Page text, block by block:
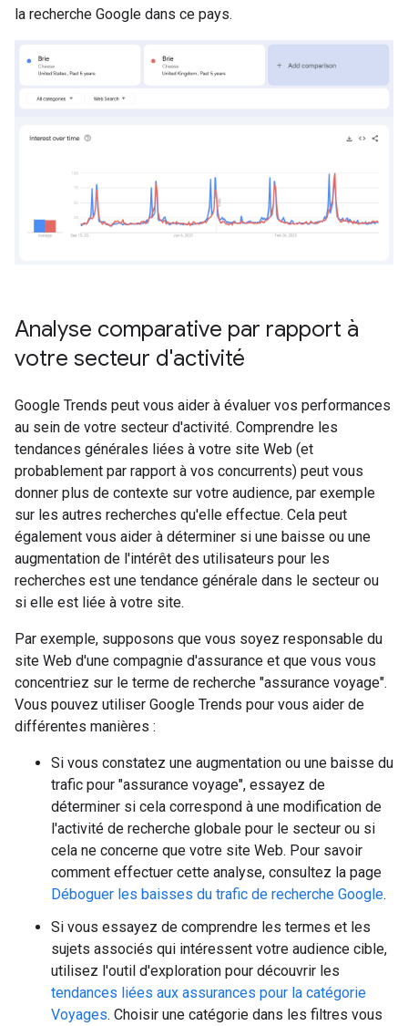
la recherche Google dans ce pays.
Analyse comparative par rapport à
votre secteur d'activité
Google Trends peut vous aider à évaluer vos performances
au sein de votre secteur d'activité. Comprendre les
tendances générales liées à votre site Web (et
probablement par rapport à vos concurrents) peut vous
donner plus de contexte sur votre audience, par exemple
sur les autres recherches qu'elle effectue. Cela peut
également vous aider à déterminer si une baisse ou une
augmentation de l'intérêt des utilisateurs pour les
recherches est une tendance générale dans le secteur ou
si elle est liée à votre site.
Par exemple, supposons que vous soyez responsable du
site Web d'une compagnie d'assurance et que vous vous
concentriez sur le terme de recherche "assurance voyage".
Vous pouvez utiliser Google Trends pour vous aider de
différentes manières :
Si vous constatez une augmentation ou une baisse du
trafic pour "assurance voyage", essayez de
déterminer si cela correspond à une modification de
l'activité de recherche globale pour le secteur ou si
cela ne concerne que votre site Web. Pour savoir
comment effectuer cette analyse, consultez la page
Déboguer les baisses du trafic de recherche Google.
Si vous essayez de comprendre les termes et les
sujets associés qui intéressent votre audience cible,
utilisez l'outil d'exploration pour découvrir les
tendances liées aux assurances pour la catégorie
Voyages. Choisir une catégorie dans les filtres vous